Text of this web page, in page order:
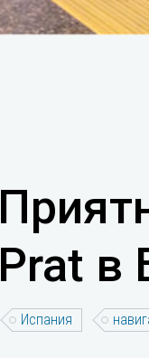
Prat в
Испания